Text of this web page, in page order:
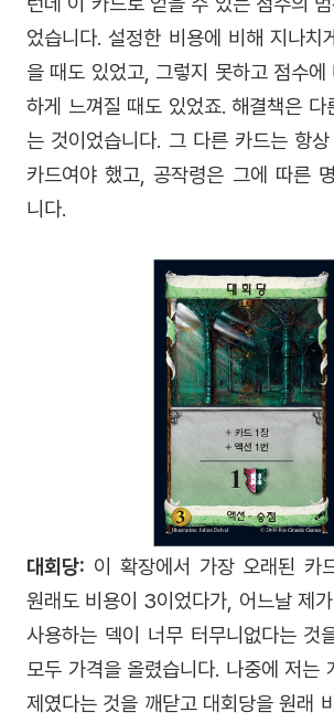
었습니다. 설정한 비용에 비해 지나치
을 때도 있었고, 그렇지 못하고 점수
하게 느껴질 때도 있었죠. 해결책은 다
는 것이었습니다. 그 다른 카드는 항
카드여야 했고, 공작령은 그에 따른
니다.
대회당: 이 확장에서 가장 오래된 카
원래도 비용이 3이었다가, 어느날 제
사용하는 덱이 너무 터무니없다는 것
모두 가격을 올렸습니다. 나중에 저는
제였다는 것을 깨닫고 대회당을 원래